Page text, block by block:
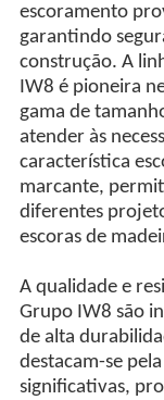
escoramento
garantindo
construção. A
IW8 é pioneira
gama de
atender às
característica
marcante,
diferentes
escoras de
A qualidade e
Grupo IW8 são
de alta
destacam-se
significativas,